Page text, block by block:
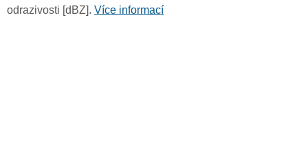
odrazivosti [dBZ]. Více informací